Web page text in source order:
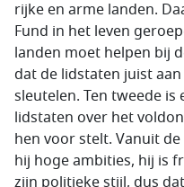
rijke en arme landen.
Fund in het leven
landen moet helpen bij
dat de lidstaten juist
sleutelen. Ten tweede
lidstaten over het
hen voor stelt. Vanuit
hij hoge ambities, hij is
zijn politieke stijl, dus